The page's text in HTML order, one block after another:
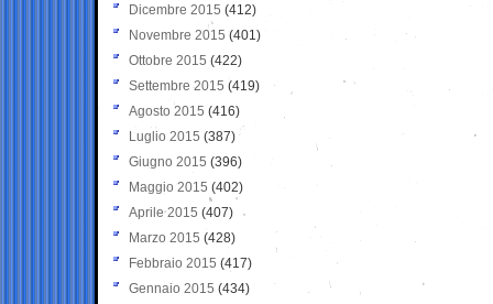
Dicembre 2015 (412)
Novembre 2015 (401)
Ottobre 2015 (422)
Settembre 2015 (419)
Agosto 2015 (416)
Luglio 2015 (387)
Giugno 2015 (396)
Maggio 2015 (402)
Aprile 2015 (407)
Marzo 2015 (428)
Febbraio 2015 (417)
Gennaio 2015 (434)